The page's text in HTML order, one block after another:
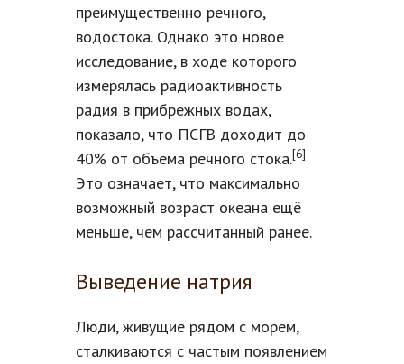
преимущественно речного,
водостока. Однако это новое
исследование, в ходе которого
измерялась радиоактивность
радия в прибрежных водах,
показало, что ПСГВ доходит до
40% от объема речного стока.[6]
Это означает, что максимально
возможный возраст океана ещё
меньше, чем рассчитанный ранее.
Выведение натрия
Люди, живущие рядом с морем,
сталкиваются с частым появлением